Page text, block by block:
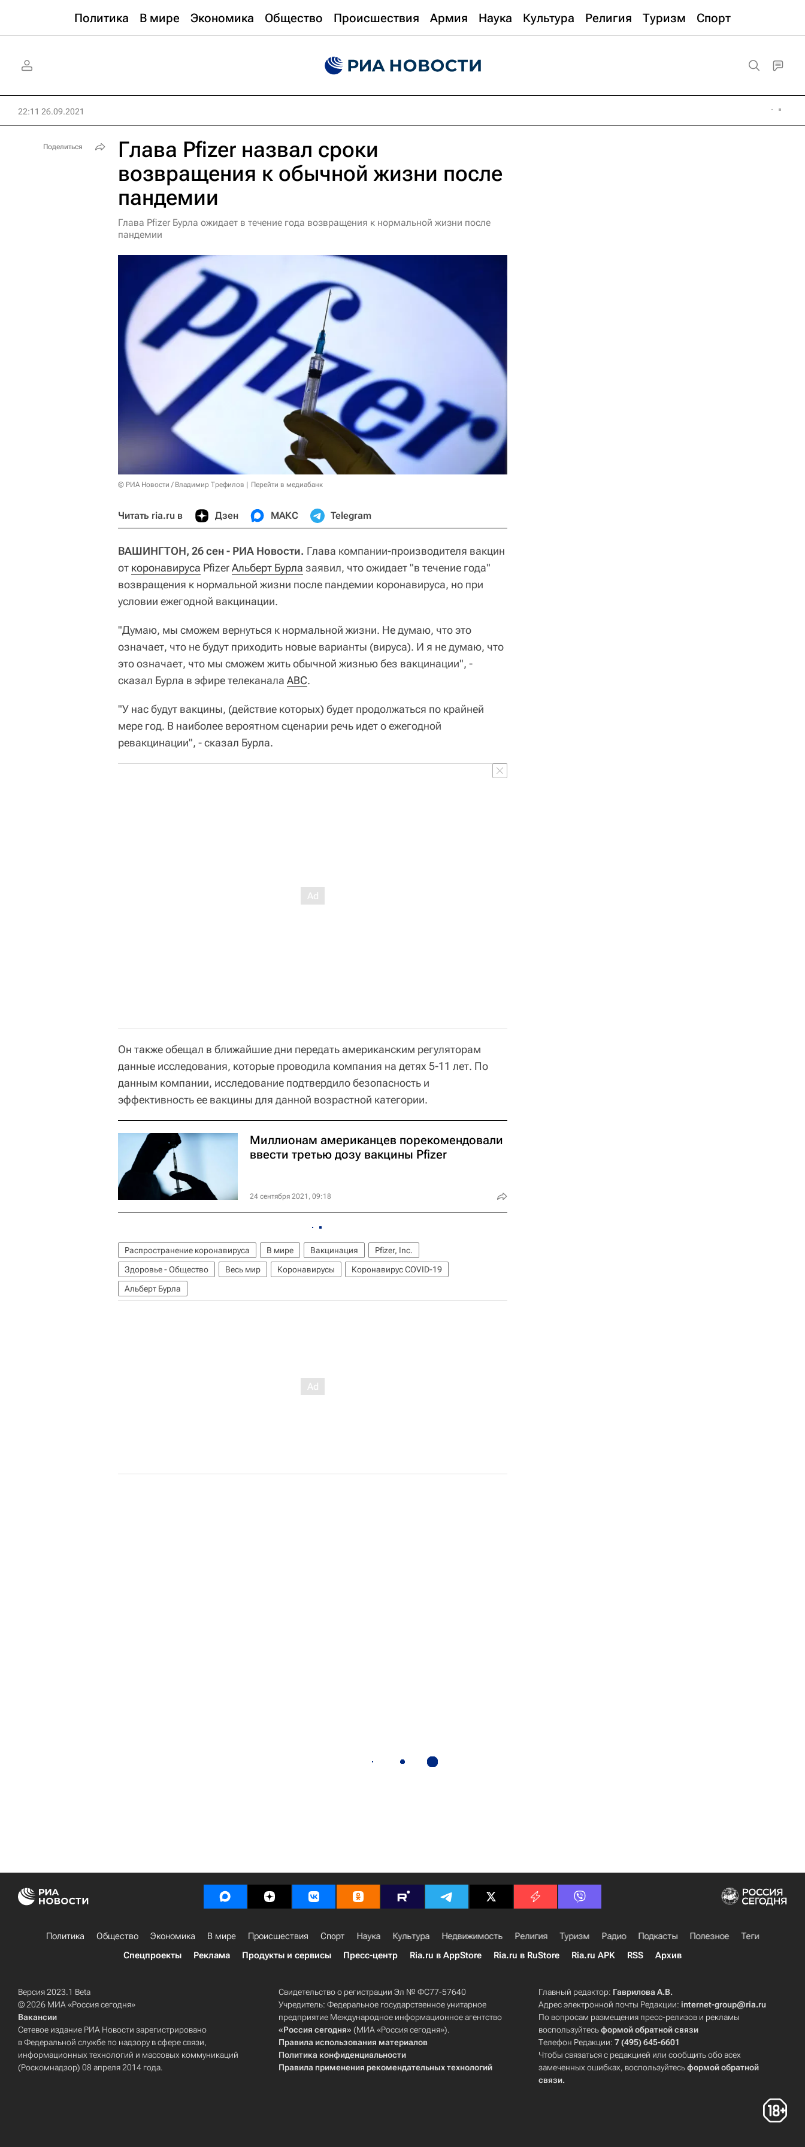
Политика В мире Экономика Общество Происшествия Армия Наука Культура Религия Туризм Спорт
22:11 26.09.2021
Глава Pfizer назвал сроки
возвращения к обычной жизни после
пандемии
Глава Pfizer Бурла ожидает в течение года возвращения к нормальной жизни после
пандемии
© РИА Новости / Владимир Трефилов Перейти в медиабанк
Читать ria.ru в Дзен МАКС Telegram
ВАШИНГТОН, 26 сен - РИА Новости. Глава компании-производителя вакцин
от коронавируса PfizerАльберт Бурла заявил, что ожидает "в течение года"
возвращения к нормальной жизни после пандемии коронавируса, но при
условии ежегодной вакцинации.
"Думаю, мы сможем вернуться к нормальной жизни. Не думаю, что это
означает, что не будут приходить новые варианты (вируса). И я не думаю, что
это означает, что мы сможем жить обычной жизнью без вакцинации", -
сказал Бурла в эфире телеканала ABC.
"У нас будут вакцины, (действие которых) будет продолжаться по крайней
мере год. В наиболее вероятном сценарии речь идет о ежегодной
ревакцинации", - сказал Бурла.
Он также обещал в ближайшие дни передать американским регуляторам
данные исследования, которые проводила компания на детях 5-11 лет. По
данным компании, исследование подтвердило безопасность и
эффективность ее вакцины для данной возрастной категории.
Миллионам американцев порекомендовали
ввести третью дозу вакцины Pfizer
24 сентября 2021, 09:18
Распространение коронавируса В мире Вакцинация
Pfizer, Inc.
Здоровье - Общество
Весь мир Коронавирусы
Коронавирус COVID-19
Альберт Бурла
Поделиться
Политика Общество Экономика В мире Происшествия Спорт Наука Культура Недвижимость Религия Туризм Радио Подкасты Полезное
Теги
Спецпроекты
Реклама Продукты и сервисы Пресс-центр Ria.ru в AppStore Ria.ru в RuStore Ria.ru APK RSS Архив
Версия 2023.1 Beta
© 2026 МИА «Россия сегодня»
Вакансии
Сетевое издание РИА Новости зарегистрировано
в Федеральной службе по надзору в сфере связи,
информационных технологий и массовых коммуникаций
(Роскомнадзор) 08 апреля 2014 года.
Свидетельство о регистрации Эл № ФС77-57640
Учредитель: Федеральное государственное унитарное
предприятие Международное информационное агентство
«Россия сегодня» (МИА «Россия сегодня»).
Правила использования материалов
Политика конфиденциальности
Правила применения рекомендательных технологий
Главный редактор: Гаврилова А.В.
Адрес электронной почты Редакции:internet-group@ria.ru
По вопросам размещения пресс-релизов и рекламы
воспользуйтесьформой обратной связи
Телефон Редакции:7 (495) 645-6601
Чтобы связаться с редакцией или сообщить обо всех
замеченных ошибках, воспользуйтесьформой обратной
связи.